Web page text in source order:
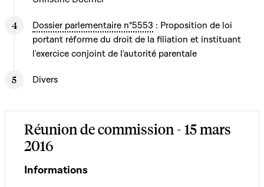
Dossier parlementaire n°5553 : Proposition de loi
portant réforme du droit de la filiation et instituant
l'exercice conjoint de l'autorité parentale
Divers
Réunion de commission - 15 mars
2016
Informations